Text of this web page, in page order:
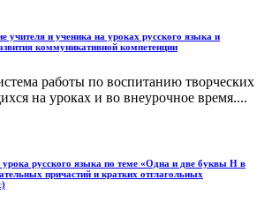
учителя и ученика на уроках русского языка и
коммуникативной компетенции
работы по воспитанию творческих
на уроках и во внеурочное время....
урока русского языка по теме «Одна и две буквы Н в
причастий и кратких отглагольных